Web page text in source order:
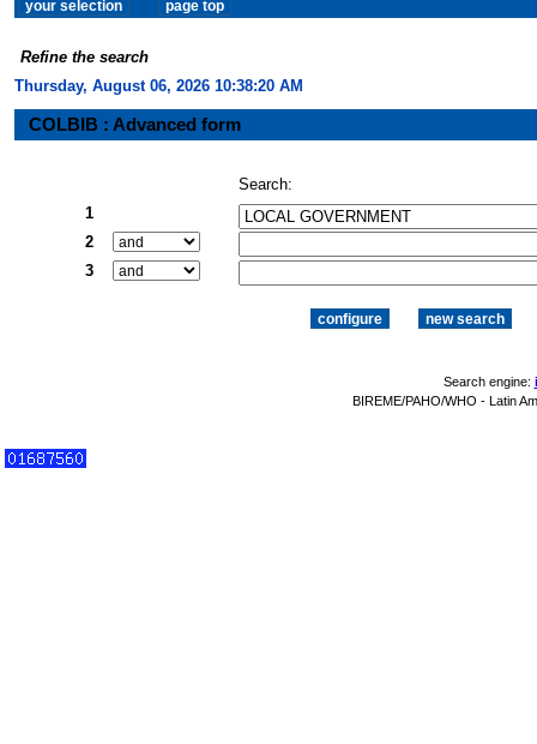
Refine the search
Thursday, August 06, 2026 10:38:21 AM
COLBIB : Advanced form
Search:
1
2
3
Search engine:
BIREME/PAHO/WHO - Latin